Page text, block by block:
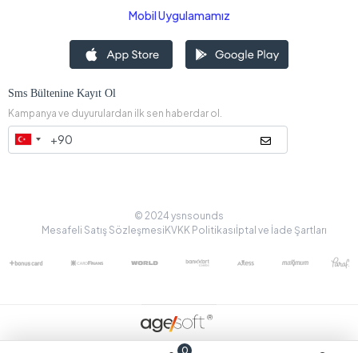
Mobil Uygulamamız
Sms Bültenine Kayıt Ol
Kampanya ve duyurulardan ilk sen haberdar ol.
© 2024 ysnsounds
Mesafeli Satış Sözleşmesi KVKK Politikasıİptal ve İade Şartları
0